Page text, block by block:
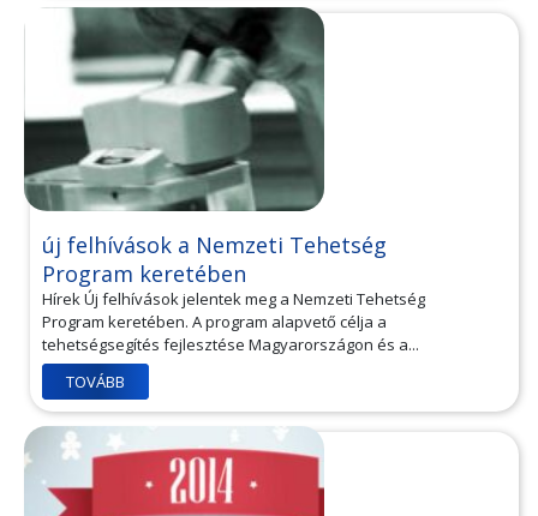
új felhívások a Nemzeti Tehetség
Program keretében
Hírek Új felhívások jelentek meg a Nemzeti Tehetség
Program keretében. A program alapvető célja a
tehetségsegítés fejlesztése Magyarországon és a...
TOVÁBB